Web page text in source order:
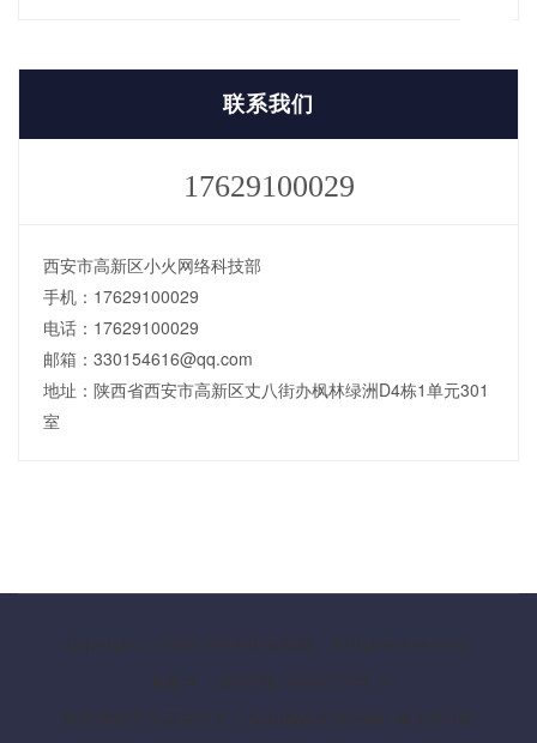
联系我们
17629100029
西安市高新区小火网络科技部
手机：17629100029
电话：17629100029
邮箱：330154616@qq.com
地址：陕西省西安市高新区丈八街办枫林绿洲D4栋1单元301
室